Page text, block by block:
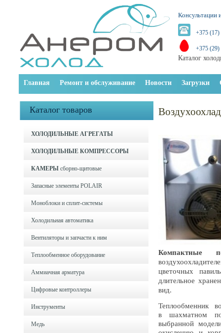
Консультации
+375 (17)
+375 (29)
Каталог
Главная Ремонт и обслуживание Новости Загрузки
Каталог товаров
ХОЛОДИЛЬНЫЕ АГРЕГАТЫ
ХОЛОДИЛЬНЫЕ КОМПРЕССОРЫ
КАМЕРЫ сборно-щитовые
Запасные элементы POLAIR
Моноблоки и cплит-системы
Холодильная автоматика
Вентиляторы и запчасти к ним
Теплообменное оборудование
Аммиачная арматура
Цифровые контроллеры
Инструменты
Медь
Компактные
цветочных
длительное
вид.
Теплообменник
в шахматном
выбранной